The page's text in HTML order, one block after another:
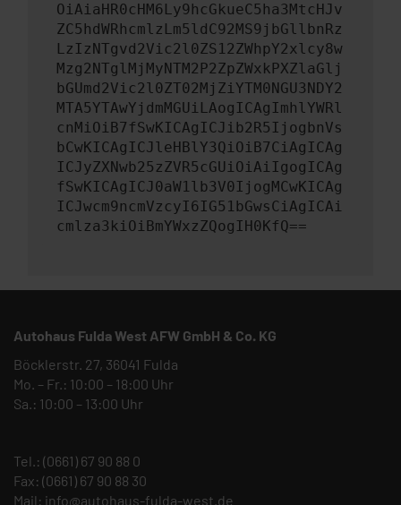
OiAiaHR0cHM6Ly9hcGkueC5ha3MtcHJv
ZC5hdWRhcmlzLm5ldC92MS9jbGllbnRz
LzIzNTgvd2Vic2l0ZS12ZWhpY2xlcy8w
Mzg2NTglMjMyNTM2P2ZpZWxkPXZlaGlj
bGUmd2Vic2l0ZT02MjZiYTM0NGU3NDY2
MTA5YTAwYjdmMGUiLAogICAgImhlYWRl
cnMiOiB7fSwKICAgICJib2R5IjogbnVs
bCwKICAgICJleHBlY3QiOiB7CiAgICAg
ICJyZXNwb25zZVR5cGUiOiAiIgogICAg
fSwKICAgICJ0aW1lb3V0IjogMCwKICAg
ICJwcm9ncmVzcyI6IG51bGwsCiAgICAi
cmlza3kiOiBmYWxzZQogIH0KfQ==
Autohaus Fulda West AFW GmbH & Co. KG
Böcklerstr. 27, 36041 Fulda
Mo. – Fr.: 10:00 – 18:00 Uhr
Sa.: 10:00 – 13:00 Uhr
Tel.: (0661) 67 90 88 0
Fax: (0661) 67 90 88 30
Mail: info@autohaus-fulda-west.de